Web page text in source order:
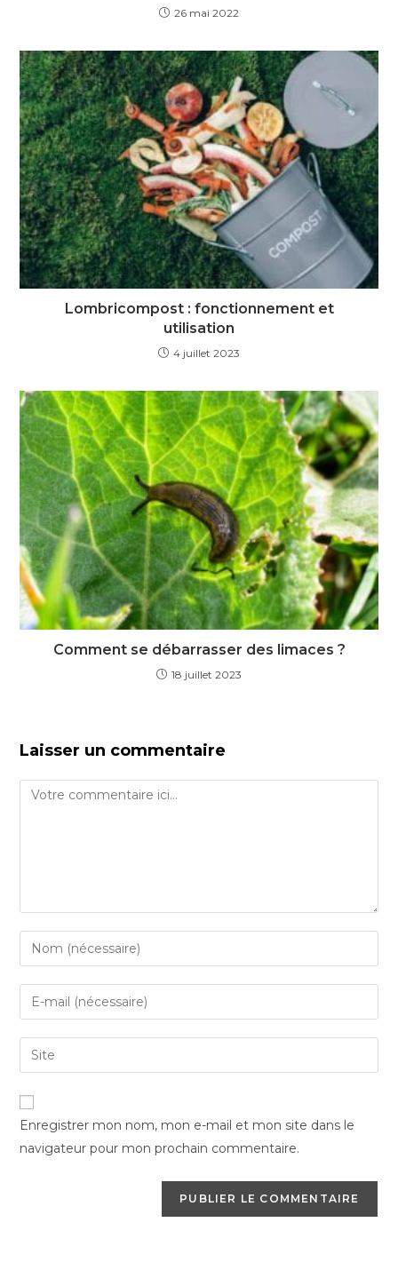
26 mai 2022
Lombricompost : fonctionnement et
utilisation
4 juillet 2023
Comment se débarrasser des limaces ?
18 juillet 2023
Laisser un commentaire
Comment
Enter
your
name
username
to
Enter
your
email
address
comment
Saisir
l’URL
de
votre
Enregistrer mon nom, mon e-mail et mon site dans le
navigateur pour mon prochain commentaire.